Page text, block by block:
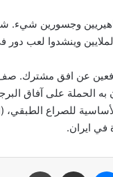
وجسورين شيء.
وينشدوا لعب دور
عن افق
على آفاق
للصراع
في ايران.
ماسنجر مشاركة عبر البريد